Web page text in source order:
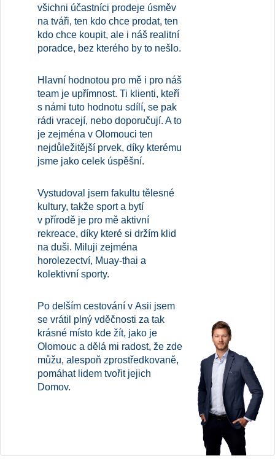
všichni účastníci prodeje úsměv
na tváři, ten kdo chce prodat, ten
kdo chce koupit, ale i náš realitní
poradce, bez kterého by to nešlo.
Hlavní hodnotou pro mě i pro náš
team je upřímnost. Ti klienti, kteří
s námi tuto hodnotu sdílí, se pak
rádi vracejí, nebo doporučují. A to
je zejména v Olomouci ten
nejdůležitější prvek, díky kterému
jsme jako celek úspěšní.
Vystudoval jsem fakultu tělesné
kultury, takže sport a bytí
v přírodě je pro mě aktivní
rekreace, díky které si držím klid
na duši. Miluji zejména
horolezectví, Muay-thai a
kolektivní sporty.
Po delším cestování v Asii jsem
se vrátil plný vděčnosti za tak
krásné místo kde žít, jako je
Olomouc a dělá mi radost, že zde
můžu, alespoň zprostředkovaně,
pomáhat lidem tvořit jejich
Domov.